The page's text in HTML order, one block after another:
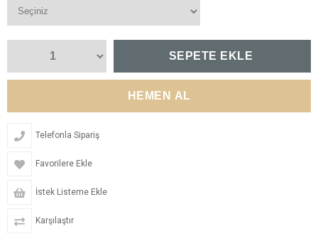
Telefonla Sipariş
Favorilere Ekle
İstek Listeme Ekle
Karşılaştır